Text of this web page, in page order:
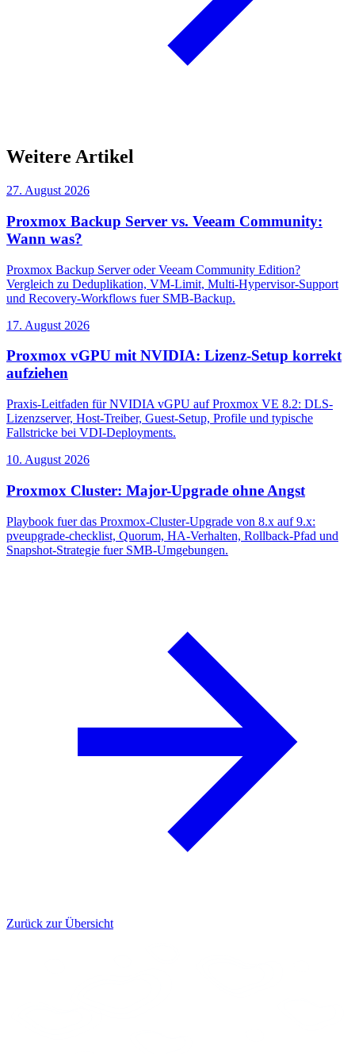
Weitere Artikel
27. August 2026
Proxmox Backup Server vs. Veeam Community:
Wann was?
Proxmox Backup Server oder Veeam Community Edition?
Vergleich zu Deduplikation, VM-Limit, Multi-Hypervisor-Support
und Recovery-Workflows fuer SMB-Backup.
17. August 2026
Proxmox vGPU mit NVIDIA: Lizenz-Setup korrekt
aufziehen
Praxis-Leitfaden für NVIDIA vGPU auf Proxmox VE 8.2: DLS-
Lizenzserver, Host-Treiber, Guest-Setup, Profile und typische
Fallstricke bei VDI-Deployments.
10. August 2026
Proxmox Cluster: Major-Upgrade ohne Angst
Playbook fuer das Proxmox-Cluster-Upgrade von 8.x auf 9.x:
pveupgrade-checklist, Quorum, HA-Verhalten, Rollback-Pfad und
Snapshot-Strategie fuer SMB-Umgebungen.
Zurück zur Übersicht